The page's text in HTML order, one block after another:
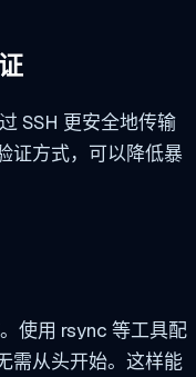
SSH 更安全地传输
证方式，可以降低暴
使用 rsync 等工具配
需从头开始。这样能